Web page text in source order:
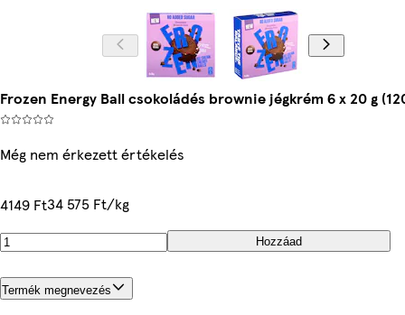
Frozen Energy Ball csokoládés brownie jégkrém 6 x 20 g
Még nem érkezett értékelés
4149 Ft34 575 Ft/kg
Hozzáad
Termék megnevezés